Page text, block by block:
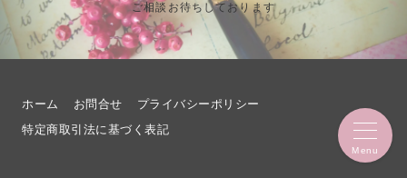
ご相談お待ちしております
ホーム お問合せ
プライバシーポリシー
特定商取引法に基づく表記
Menu